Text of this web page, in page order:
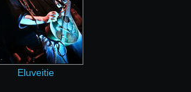
Eluveitie